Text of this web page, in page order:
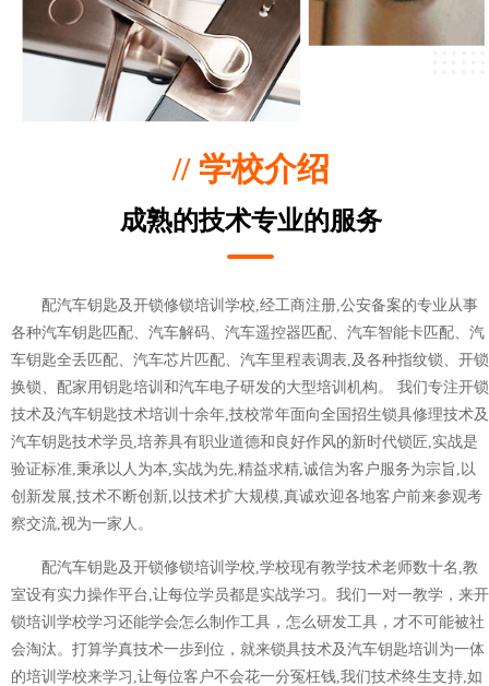
// 学校介绍
成熟的技术专业的服务
配汽车钥匙及开锁修锁培训学校,经工商注册,公安备案的专业从事
各种汽车钥匙匹配、汽车解码、汽车遥控器匹配、汽车智能卡匹配、汽
车钥匙全丢匹配、汽车芯片匹配、汽车里程表调表,及各种指纹锁、开锁
换锁、配家用钥匙培训和汽车电子研发的大型培训机构。 我们专注开锁
技术及汽车钥匙技术培训十余年,技校常年面向全国招生锁具修理技术及
汽车钥匙技术学员,培养具有职业道德和良好作风的新时代锁匠,实战是
验证标准,秉承以人为本,实战为先,精益求精,诚信为客户服务为宗旨,以
创新发展,技术不断创新,以技术扩大规模,真诚欢迎各地客户前来参观考
察交流,视为一家人。
配汽车钥匙及开锁修锁培训学校,学校现有教学技术老师数十名,教
室设有实力操作平台,让每位学员都是实战学习。我们一对一教学，来开
锁培训学校学习还能学会怎么制作工具，怎么研发工具，才不可能被社
会淘汰。打算学真技术一步到位，就来锁具技术及汽车钥匙培训为一体
的培训学校来学习,让每位客户不会花一分冤枉钱,我们技术终生支持,如